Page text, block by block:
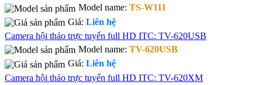
Model name: TS-W111
Giá: Liên hệ
Camera hội thảo trực tuyến full HD ITC: TV-620USB
Model name: TV-620USB
Giá: Liên hệ
Camera hội thảo trực tuyến full HD ITC: TV-620XM